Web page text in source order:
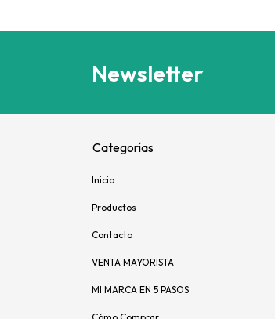
Newsletter
Categorías
Inicio
Productos
Contacto
VENTA MAYORISTA
MI MARCA EN 5 PASOS